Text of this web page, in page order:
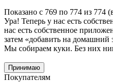
Показано с 769 по 774 из 774
Ура! Теперь у нас есть
нас есть собственное
затем «добавить на домашний
Мы собираем куки. Без них
Принимаю
Покупателям